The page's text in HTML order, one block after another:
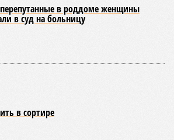
в роддоме женщины
в суд на больницу
в сортире